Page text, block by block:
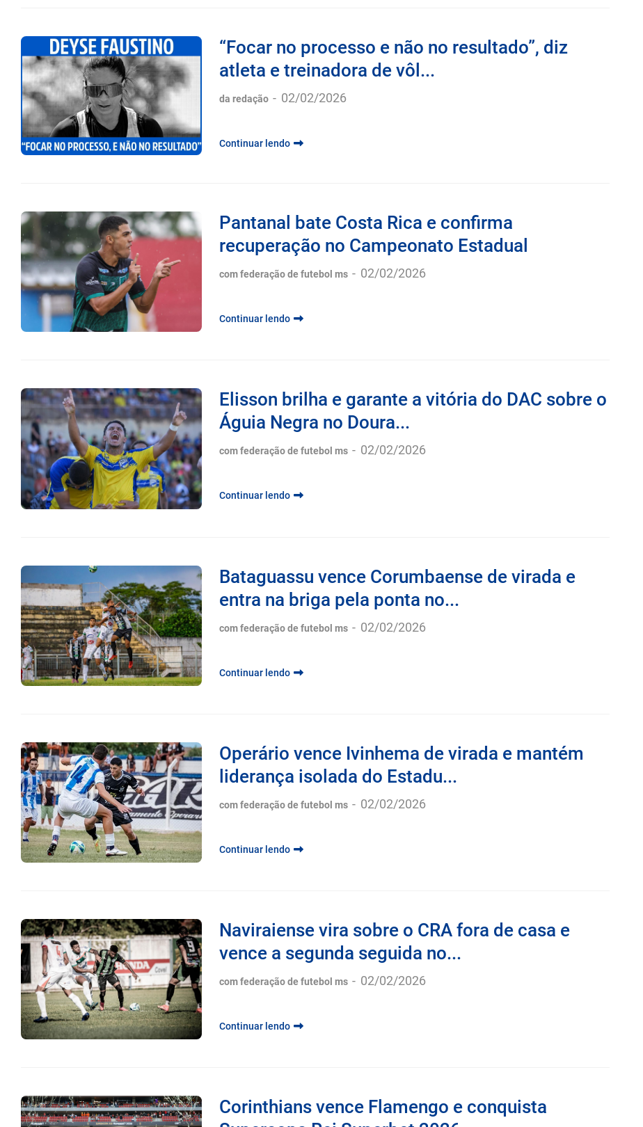
“Focar no processo e não no resultado”, diz
atleta e treinadora de vôl...
da redação 02/02/2026
Continuar lendo
Pantanal bate Costa Rica e confirma
recuperação no Campeonato Estadual
com federação de futebol ms 02/02/2026
Continuar lendo
Elisson brilha e garante a vitória do DAC sobre o
Águia Negra no Doura...
com federação de futebol ms 02/02/2026
Continuar lendo
Bataguassu vence Corumbaense de virada e
entra na briga pela ponta no...
com federação de futebol ms 02/02/2026
Continuar lendo
Operário vence Ivinhema de virada e mantém
liderança isolada do Estadu...
com federação de futebol ms 02/02/2026
Continuar lendo
Naviraiense vira sobre o CRA fora de casa e
vence a segunda seguida no...
com federação de futebol ms 02/02/2026
Continuar lendo
Corinthians vence Flamengo e conquista